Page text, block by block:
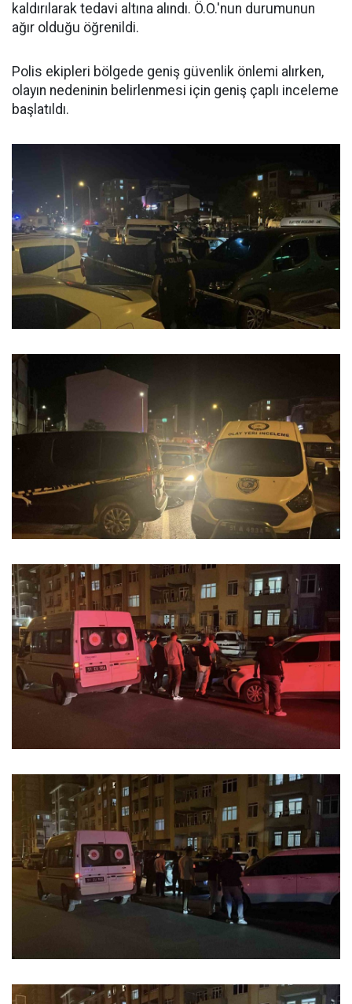
kaldırılarak tedavi altına alındı. Ö.O.'nun durumunun
ağır olduğu öğrenildi.
Polis ekipleri bölgede geniş güvenlik önlemi alırken,
olayın nedeninin belirlenmesi için geniş çaplı inceleme
başlatıldı.